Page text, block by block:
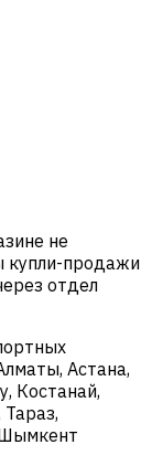
не
купли-продажи
отдел
Астана,
Костанай,
Шымкент